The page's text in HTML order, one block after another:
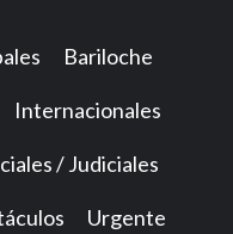
Bariloche
Internacionales
/ Judiciales
Urgente